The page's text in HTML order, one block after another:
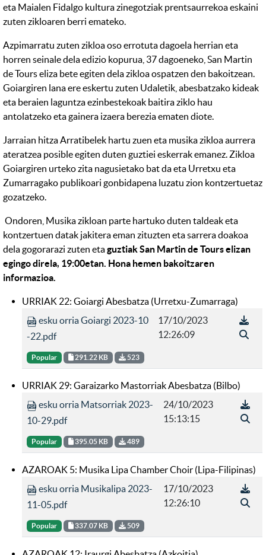
eta Maialen Fidalgo kultura zinegotziak prentsaurrekoa eskaini
zuten zikloaren berri emateko.
Azpimarratu zuten zikloa oso errotuta dagoela herrian eta
horren seinale dela edizio kopurua, 37 dagoeneko, San Martin
de Tours eliza bete egiten dela zikloa ospatzen den bakoitzean.
Goiargiren lana ere eskertu zuten Udaletik, abesbatzako kideak
eta beraien laguntza ezinbestekoak baitira ziklo hau
antolatzeko eta gainera izaera berezia ematen diote.
Jarraian hitza Arratibelek hartu zuen eta musika zikloa aurrera
ateratzea posible egiten duten guztiei eskerrak emanez. Zikloa
Goiargiren urteko zita nagusietako bat da eta Urretxu eta
Zumarragako publikoari gonbidapena luzatu zion kontzertuetaz
gozatzeko.
Ondoren, Musika zikloan parte hartuko duten taldeak eta
kontzertuen datak jakitera eman zituzten eta sarrera doakoa
dela gogorarazi zuten etaguztiak San Martin de Tours elizan
egingo direla, 19:00etan. Hona hemen bakoitzaren
informazioa.
URRIAK 22: Goiargi Abesbatza (Urretxu-Zumarraga)
esku orria Goiargi 2023-10
-22.pdf
Popular 291.22 KB 523
17/10/2023
12:26:09
URRIAK 29: Garaizarko Mastorriak Abesbatza (Bilbo)
esku orria Matsorriak 2023-
10-29.pdf
Popular 395.05 KB 489
24/10/2023
15:13:15
AZAROAK 5: Musika Lipa Chamber Choir (Lipa-Filipinas)
esku orria Musikalipa 2023-
11-05.pdf
Popular 337.07 KB 509
17/10/2023
12:26:10